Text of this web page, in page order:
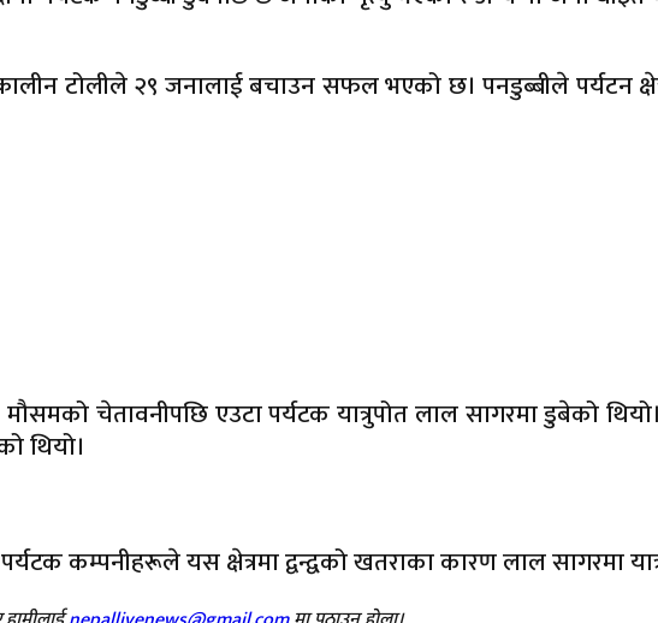
टोलीले २९ जनालाई बचाउन सफल भएको छ। पनडुब्बीले पर्यटन
चेतावनीपछि एउटा पर्यटक यात्रुपोत लाल सागरमा डुबेको
थियो।
पर्यटक कम्पनीहरूले यस क्षेत्रमा द्वन्द्वको खतराका कारण लाल सागरमा